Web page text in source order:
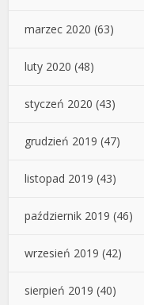
marzec 2020 (63)
luty 2020 (48)
styczeń 2020 (43)
grudzień 2019 (47)
listopad 2019 (43)
październik 2019 (46)
wrzesień 2019 (42)
sierpień 2019 (40)